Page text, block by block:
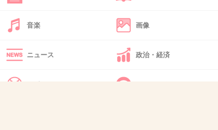
40. 匿名
生まれつき二重の人っていいよね
41. 匿名 2012/11/24(土) 02:06:17
音楽 画像
ニュース 政治・経済